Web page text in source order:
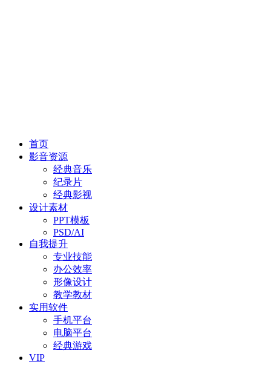
首页
影音资源
经典音乐
纪录片
经典影视
设计素材
PPT模板
PSD/AI
自我提升
专业技能
办公效率
形像设计
教学教材
实用软件
手机平台
电脑平台
经典游戏
VIP